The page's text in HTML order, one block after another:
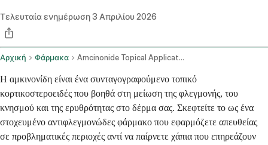
Τελευταία ενημέρωση3 Απριλίου 2026
Αρχική Φάρμακα Amcinonide Topical Application Route
Η αμκινονίδη είναι ένα συνταγογραφούμενο τοπικό
κορτικοστεροειδές που βοηθά στη μείωση της φλεγμονής, του
κνησμού και της ερυθρότητας στο δέρμα σας. Σκεφτείτε το ως ένα
στοχευμένο αντιφλεγμονώδες φάρμακο που εφαρμόζετε απευθείας
σε προβληματικές περιοχές αντί να παίρνετε χάπια που επηρεάζουν